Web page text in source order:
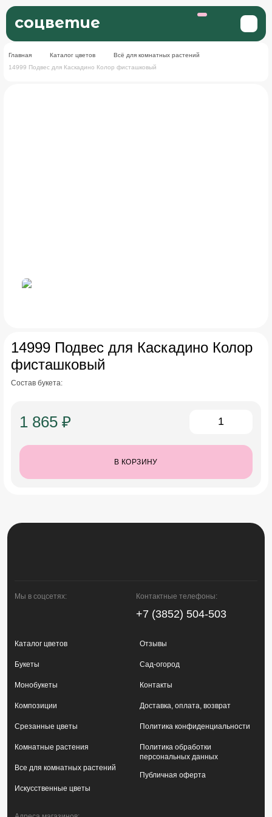
соцветие
Главная Каталог цветов
Всё для комнатных растений
14999 Подвес для Каскадино Колор фисташковый
14999 Подвес для Каскадино Колор
фисташковый
Состав букета:
1 865 ₽
В КОРЗИНУ
Каталог цветов
Букеты
Монобукеты
Композиции
Срезанные цветы
Комнатные растения
Все для комнатных растений
Искусственные цветы
Отзывы
Сад-огород
Контакты
Доставка, оплата, возврат
Политика конфиденциальности
Политика обработки
персональных данных
Публичная оферта
Мы в соцсетях: Контактные телефоны:
+7 (3852) 504-503